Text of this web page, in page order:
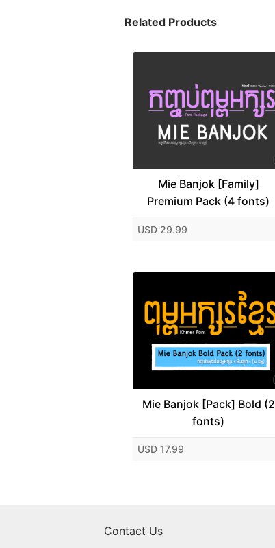
Related Products
Mie Banjok [Family]
Premium Pack (4 fonts)
USD 29.99
Mie Banjok [Pack] Bold (2
fonts)
USD 17.99
Contact Us